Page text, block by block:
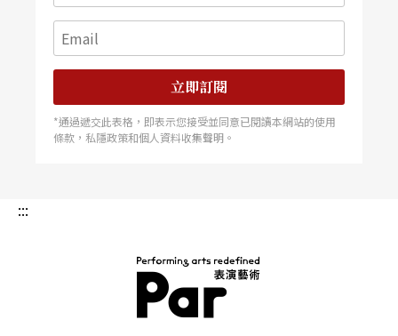
立即訂閱
*通過遞交此表格，即表示您接受並同意已閱讀本網站的使用
條款，私隱政策和個人資料收集聲明。
:::